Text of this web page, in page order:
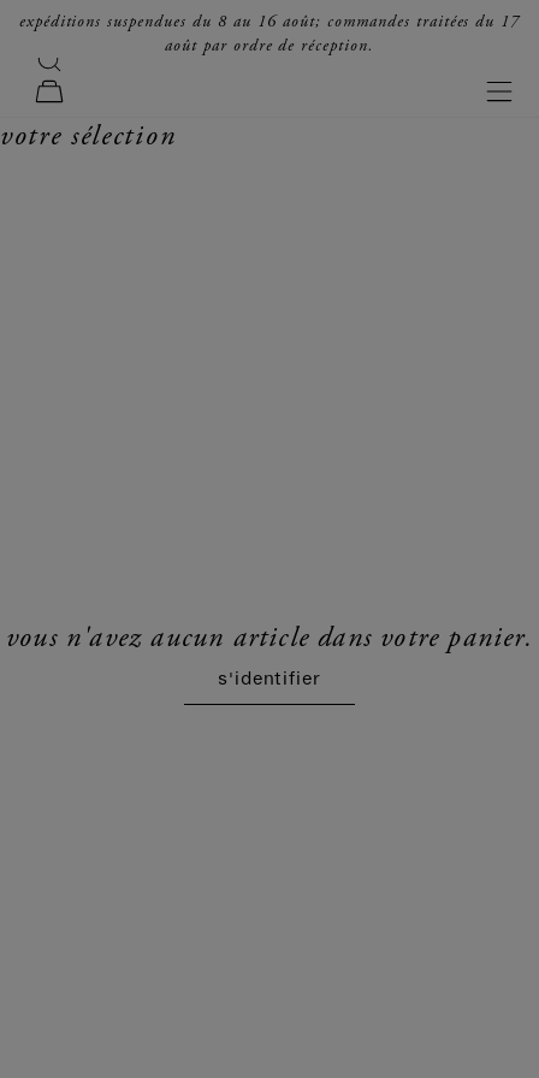
passer au contenu
expéditions suspendues du 8 au 16 août; commandes traitées du 17
août par ordre de réception.
forte_forte
recherche
panier
votre sélection
vous n'avez aucun article dans votre panier.
s'identifier